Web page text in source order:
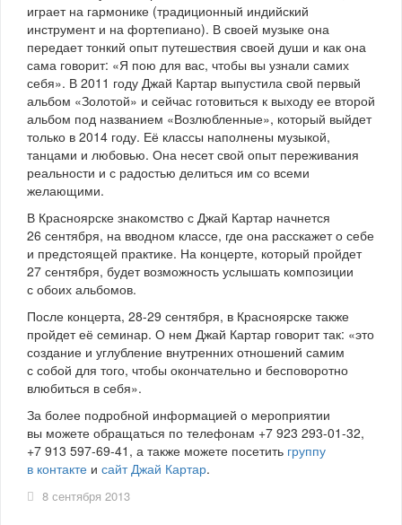
играет на гармонике (традиционный индийский
инструмент и на фортепиано). В своей музыке она
передает тонкий опыт путешествия своей души и как она
сама говорит: «Я пою для вас, чтобы вы узнали самих
себя». В 2011 году Джай Картар выпустила свой первый
альбом «Золотой» и сейчас готовиться к выходу ее второй
альбом под названием «Возлюбленные», который выйдет
только в 2014 году. Её классы наполнены музыкой,
танцами и любовью. Она несет свой опыт переживания
реальности и с радостью делиться им со всеми
желающими.
В Красноярске знакомство с Джай Картар начнется
26 сентября, на вводном классе, где она расскажет о себе
и предстоящей практике. На концерте, который пройдет
27 сентября, будет возможность услышать композиции
с обоих альбомов.
После концерта, 28-29 сентября, в Красноярске также
пройдет её семинар. О нем Джай Картар говорит так: «это
создание и углубление внутренних отношений самим
с собой для того, чтобы окончательно и бесповоротно
влюбиться в себя».
За более подробной информацией о мероприятии
вы можете обращаться по телефонам +7 923 293-01-32,
+7 913 597-69-41, а также можете посетить группу
в контакте и сайт Джай Картар.
8 сентября 2013